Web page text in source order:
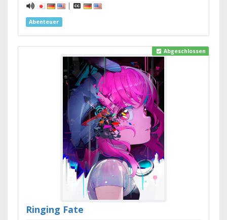
|
Abenteuer
Abgeschlossen
Ringing Fate